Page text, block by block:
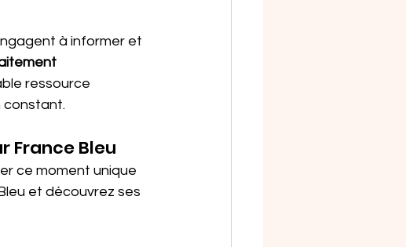
à informer et
ressource
constant.
France Bleu
ce moment unique
et découvrez ses